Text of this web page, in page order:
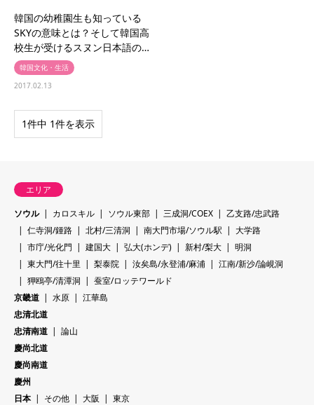
韓国の幼稚園生も知っている
SKYの意味とは？そして韓国高
校生が受けるスヌン日本語の…
韓国文化・生活
2017.02.13
1件中 1件を表示
エリア
ソウル
カロスキル ソウル東部 三成洞/COEX
乙支路/忠武路
仁寺洞/鍾路
北村/三清洞 南大門市場/ソウル駅
大学路
市庁/光化門
建国大 弘大(ホンデ) 新村/梨大
明洞
東大門/往十里
梨泰院 汝矣島/永登浦/麻浦
江南/新沙/論峴洞
狎鴎亭/清潭洞
蚕室/ロッテワールド
京畿道
水原
江華島
忠清北道
忠清南道
論山
慶尚北道
慶尚南道
慶州
日本
その他 大阪
東京